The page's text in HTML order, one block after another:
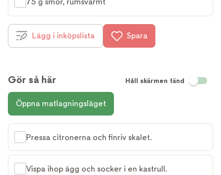
Lägg i inköpslista Spara
Gör så här Håll skärmen tänd
Öppna matlagningsläget
Pressa citronerna och finriv skalet.
Vispa ihop ägg och socker i en kastrull.